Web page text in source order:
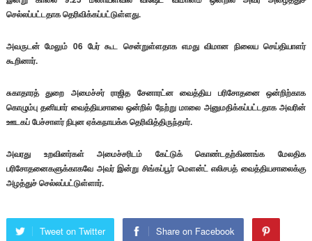
செல்லப்பட்டதாக தெரிவிக்கப்பட்டுள்ளது.
அவருடன் மேலும் 06 பேர் கூட சென்றுள்ளதாக எமது விமான நிலைய செய்தியாளர்
கூறினார்.
சுகாதாரத் துறை அமைச்சர் ராஜித சேனாரட்ன வைத்திய பரிசோதனை ஒன்றிற்காக
கொழும்பு தனியார் வைத்தியசாலை ஒன்றில் நேற்று மாலை அனுமதிக்கப்பட்டதாக அவரின்
ஊடகப் பேச்சாளர் நிபுன ஏக்கநாயக்க தெரிவித்திருந்தார்.
அவரது உறவினர்கள் அமைச்சரிடம் கேட்டுக் கொண்டதற்கிணங்க மேலதிக
பரிசோதனைகளுக்காகவே அவர் இன்று சிங்கப்பூர் மெளன்ட் எலிசபத் வைத்தியசாலைக்கு
அழத்துச் செல்லப்பட்டுள்ளார்.
Tweet on Twitter Share on Facebook